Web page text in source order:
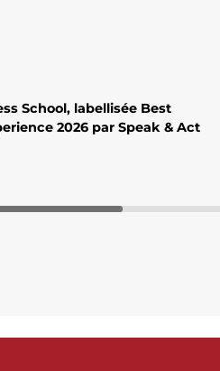
School, labellisée Best
2026 par Speak & Act